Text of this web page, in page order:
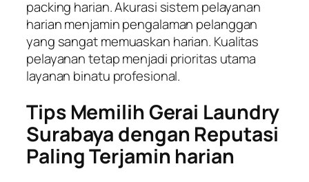
packing harian. Akurasi sistem pelayanan
harian menjamin pengalaman pelanggan
yang sangat memuaskan harian. Kualitas
pelayanan tetap menjadi prioritas utama
layanan binatu profesional.
Tips Memilih Gerai Laundry
Surabaya dengan Reputasi
Paling Terjamin harian